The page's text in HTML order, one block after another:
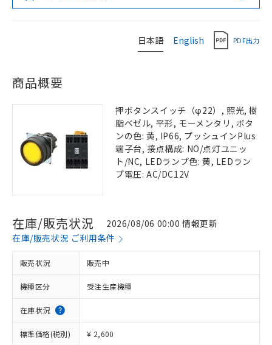
日本語 English PDF出力
商品概要
押ボタンスイッチ（φ22）, 照光, 樹
脂ベゼル, 平形, モーメンタリ, ボタ
ンの色: 黄, IP66, プッシュインPlus
端子台, 接点構成: NO/点灯ユニッ
ト/NC, LEDランプ色: 黄, LEDラン
プ電圧: AC/DC12V
在庫/販売状況
2026/08/06 00:00 情報更新
在庫/販売状況 ご利用条件
販売状況 販売中
機種区分 受注生産機種
在庫状況
標準価格(税別) ¥ 2,600